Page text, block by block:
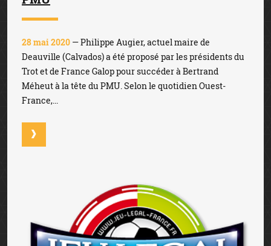
28 mai 2020 — Philippe Augier, actuel maire de
Deauville (Calvados) a été proposé par les présidents du
Trot et de France Galop pour succéder à Bertrand
Méheut à la tête du PMU. Selon le quotidien Ouest-
France,...